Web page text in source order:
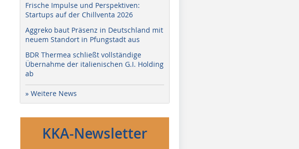
Frische Impulse und Perspektiven:
Startups auf der Chillventa 2026
Aggreko baut Präsenz in Deutschland mit
neuem Standort in Pfungstadt aus
BDR Thermea schließt vollständige
Übernahme der italienischen G.I. Holding
ab
» Weitere News
KKA-Newsletter